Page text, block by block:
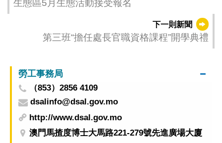
生態區5月生態活動接受報名
下一則新聞
第三班“擔任處長官職資格課程”開學典禮
勞工事務局
（853）2856 4109
dsalinfo@dsal.gov.mo
http://www.dsal.gov.mo
澳門馬揸度博士大馬路221-279號先進廣場大廈